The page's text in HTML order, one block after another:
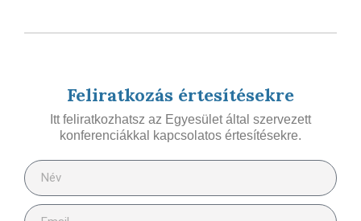
Feliratkozás értesítésekre
Itt feliratkozhatsz az Egyesület által szervezett
konferenciákkal kapcsolatos értesítésekre.